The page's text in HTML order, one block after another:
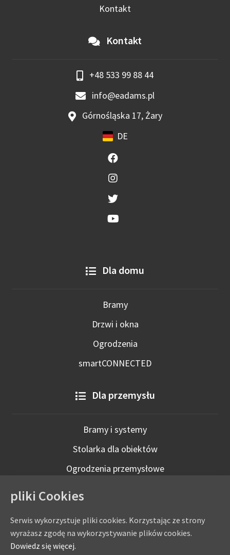
Kontakt
Kontakt
+48 533 99 88 44
info@eadams.pl
Górnośląska 17, Żary
DE
Dla domu
Bramy
Drzwi i okna
Ogrodzenia
smartCONNECTED
Dla przemysłu
Bramy i systemy
Stolarka dla obiektów
Ogrodzenia przemysłowe
pliki Cookies
Serwis wykorzystuje pliki cookies. Korzystając ze strony
wyrażasz zgodę na wykorzystywanie plików cookies.
Dowiedz się więcej.